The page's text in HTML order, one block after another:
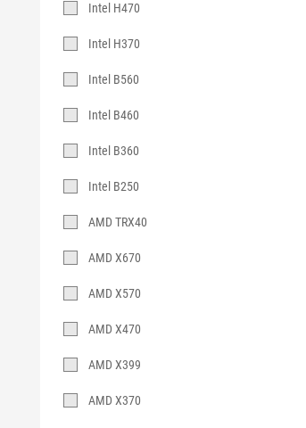
Intel H470
Intel H370
Intel B560
Intel B460
Intel B360
Intel B250
AMD TRX40
AMD X670
AMD X570
AMD X470
AMD X399
AMD X370